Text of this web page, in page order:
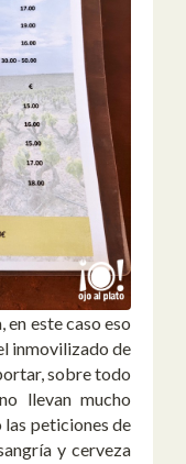
en este caso eso
inmovilizado de
sobre todo
llevan mucho
peticiones de
y cerveza